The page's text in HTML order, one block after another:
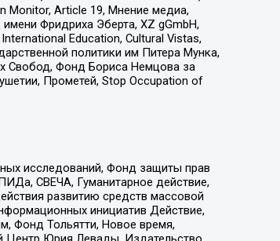
Monitor, Article 19, Мнение медиа,
Фридриха Эберта, XZ gGmbH,
Education, Cultural Vistas,
политики им Питера Мунка,
Свобод, Фонд Бориса Немцова за
Прометей, Stop Occupation of
исследований, Фонд защиты прав
СВЕЧА, Гуманитарное действие,
развитию средств массовой
инициатив Действие,
Фонд Тольятти, Новое время,